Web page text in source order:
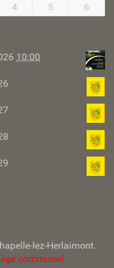
4 5 6
10:00
lez-Herlaimont.
communal